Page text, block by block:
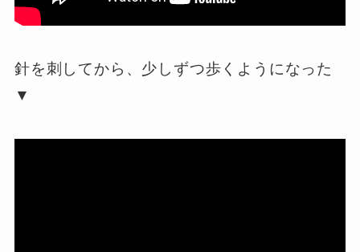
針を刺してから、少しずつ歩くようになった
▼